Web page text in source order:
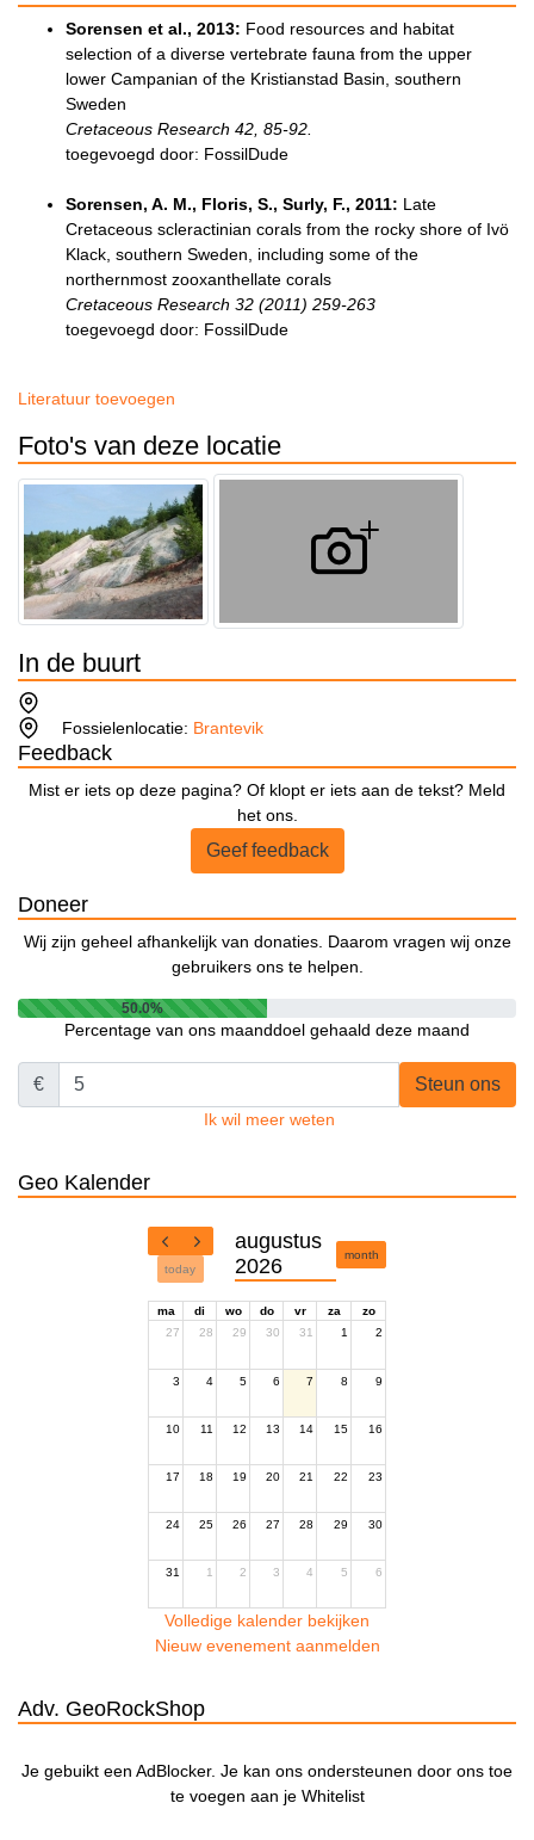
Sorensen et al., 2013: Food resources and habitat
selection of a diverse vertebrate fauna from the upper
lower Campanian of the Kristianstad Basin, southern
Sweden
Cretaceous Research 42, 85-92.
toegevoegd door: FossilDude
Sorensen, A. M., Floris, S., Surly, F., 2011: Late
Cretaceous scleractinian corals from the rocky shore of Ivö
Klack, southern Sweden, including some of the
northernmost zooxanthellate corals
Cretaceous Research 32 (2011) 259-263
toegevoegd door: FossilDude
Literatuur toevoegen
Foto's van deze locatie
In de buurt
Fossielenlocatie: Brantevik
Feedback
Mist er iets op deze pagina? Of klopt er iets aan de tekst? Meld
het ons.
Geef feedback
Doneer
Wij zijn geheel afhankelijk van donaties. Daarom vragen wij onze
gebruikers ons te helpen.
50.0%
Percentage van ons maanddoel gehaald deze maand
€ Steun ons
Ik wil meer weten
Geo Kalender
today
augustus
2026
month
ma di wo do vr za
zo
27
28 29 30 31 1 2
3 4 5 6 7 8 9
10 11 12 13 14 15 16
17 18 19 20 21 22 23
24 25 26 27 28 29 30
31 1 2 3 4 5 6
Volledige kalender bekijken
Nieuw evenement aanmelden
Adv. GeoRockShop
Je gebuikt een AdBlocker. Je kan ons ondersteunen door ons toe
te voegen aan je Whitelist